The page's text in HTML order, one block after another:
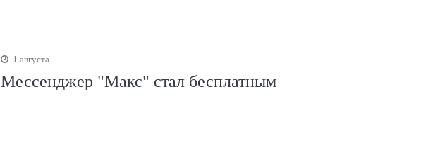
1 августа
Мессенджер "Макс" стал бесплатным